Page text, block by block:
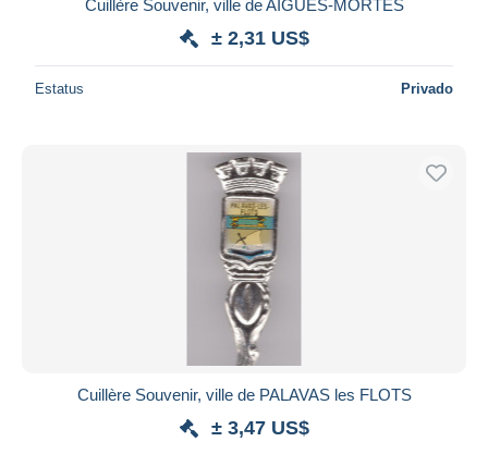
Cuillère Souvenir, ville de AIGUES-MORTES
± 2,31 US$
Estatus Privado
Cuillère Souvenir, ville de PALAVAS les FLOTS
± 3,47 US$